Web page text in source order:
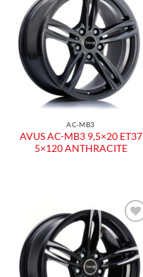
AC-MB3
AVUS AC-MB3 9,5×20 ET37
5×120 ANTHRACITE